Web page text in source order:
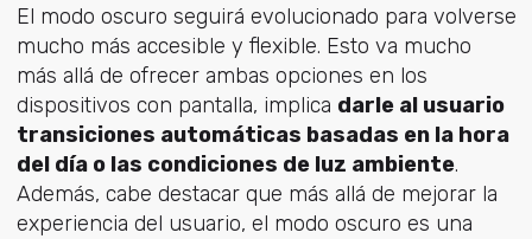
El modo oscuro seguirá evolucionado para volverse
mucho más accesible y flexible. Esto va mucho
más allá de ofrecer ambas opciones en los
dispositivos con pantalla, implica darle al usuario
transiciones automáticas basadas en la hora
del día o las condiciones de luz ambiente.
Además, cabe destacar que más allá de mejorar la
experiencia del usuario, el modo oscuro es una